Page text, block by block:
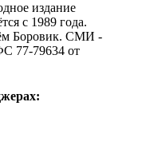
издание
с 1989 года.
Боровик. CМИ -
77-79634 от